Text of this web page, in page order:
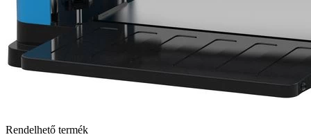
Rendelhető termék